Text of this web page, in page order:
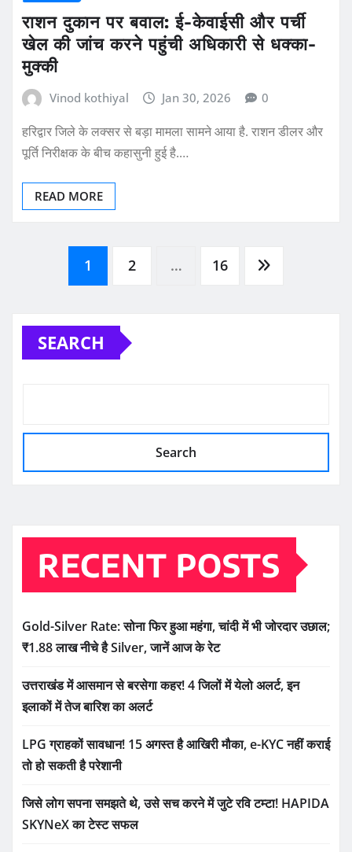
राशन दुकान पर बवाल: ई-केवाईसी और पर्ची
खेल की जांच करने पहुंची अधिकारी से धक्का-
मुक्की
Vinod kothiyal Jan 30, 2026 0
हरिद्वार जिले के लक्सर से बड़ा मामला सामने आया है. राशन डीलर और
पूर्ति निरीक्षक के बीच कहासुनी हुई है.…
READ MORE
Posts
pagination
1 2 … 16
SEARCH
Search
RECENT POSTS
Gold-Silver Rate: सोना फिर हुआ महंगा, चांदी में भी जोरदार उछाल;
₹1.88 लाख नीचे है Silver, जानें आज के रेट
उत्तराखंड में आसमान से बरसेगा कहर! 4 जिलों में येलो अलर्ट, इन
इलाकों में तेज बारिश का अलर्ट
LPG ग्राहकों सावधान! 15 अगस्त है आखिरी मौका, e-KYC नहीं कराई
तो हो सकती है परेशानी
जिसे लोग सपना समझते थे, उसे सच करने में जुटे रवि टम्टा! HAPIDA
SKYNeX का टेस्ट सफल